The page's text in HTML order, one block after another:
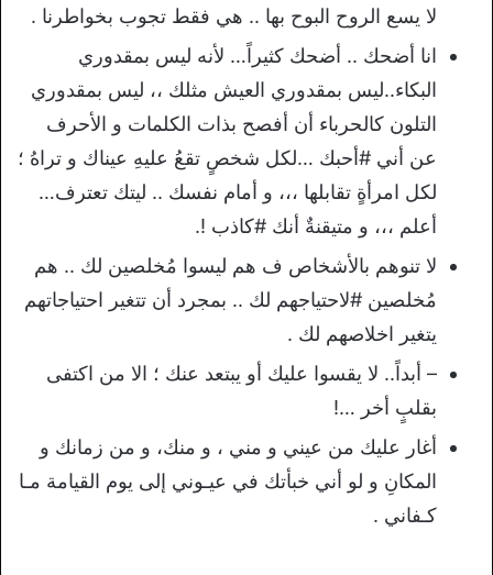
لا يسع الروح البوح بها .. هي فقط تجوب بخواطرنا .
انا أضحك .. أضحك كثيراً… لأنه ليس بمقدوري
البكاء..ليس بمقدوري العيش مثلك ،، ليس بمقدوري
التلون كالحرباء أن أفصح بذات الكلمات و الأحرف
عن أني #أحبك …لكل شخصٍ تقعُ عليهِ عيناك و تراهُ ؛
لكل امرأةٍ تقابلها ،،، و أمام نفسك .. ليتك تعترف…
أعلم ،،، و متيقنةٌ أنك #كاذب !.
لا تنوهم بالأشخاص ف هم ليسوا مُخلصين لك .. هم
مُخلصين #لاحتياجهم لك .. بمجرد أن تتغير احتياجاتهم
يتغير اخلاصهم لك .
– أبداً.. لا يقسوا عليك أو يبتعد عنك ؛ الا من اكتفى
بقلبٍ أخر …!
أغار عليك من عيني و مني ، و منك، و من زمانك و
المكانِ و لو أني خبأتك في عيـوني إلى يوم القيامة مـا
كـفاني .